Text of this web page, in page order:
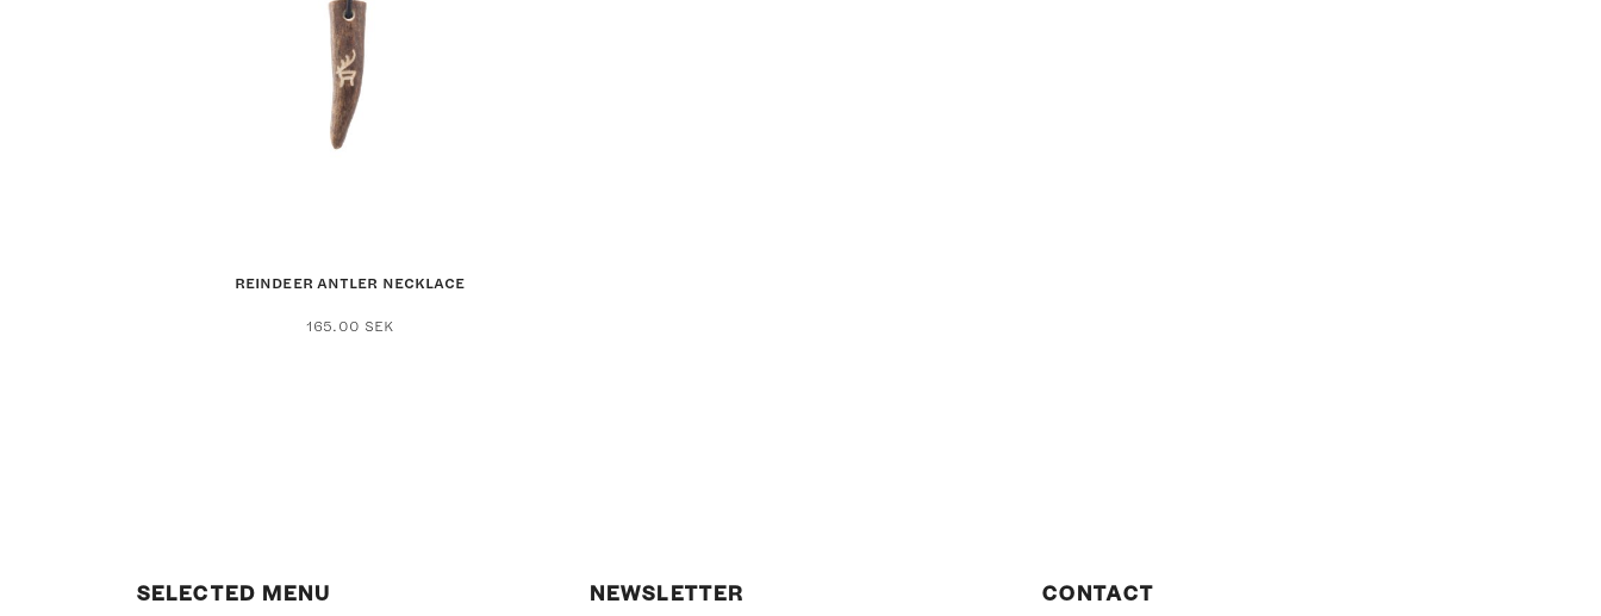
REINDEER ANTLER NECKLACE
165.00 SEK
SELECTED MENU NEWSLETTER CONTACT